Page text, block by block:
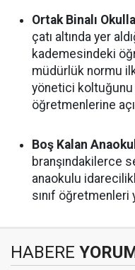
Ortak Binalı
çatı altında yer
kademesindeki
müdürlük normu
yönetici koltuğunu
öğretmenlerine
Boş Kalan
branşındakilerce
anaokulu
sınıf
HABERE